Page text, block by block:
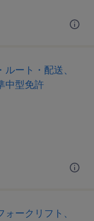
ート・配送、
中型免許
ークリフト、